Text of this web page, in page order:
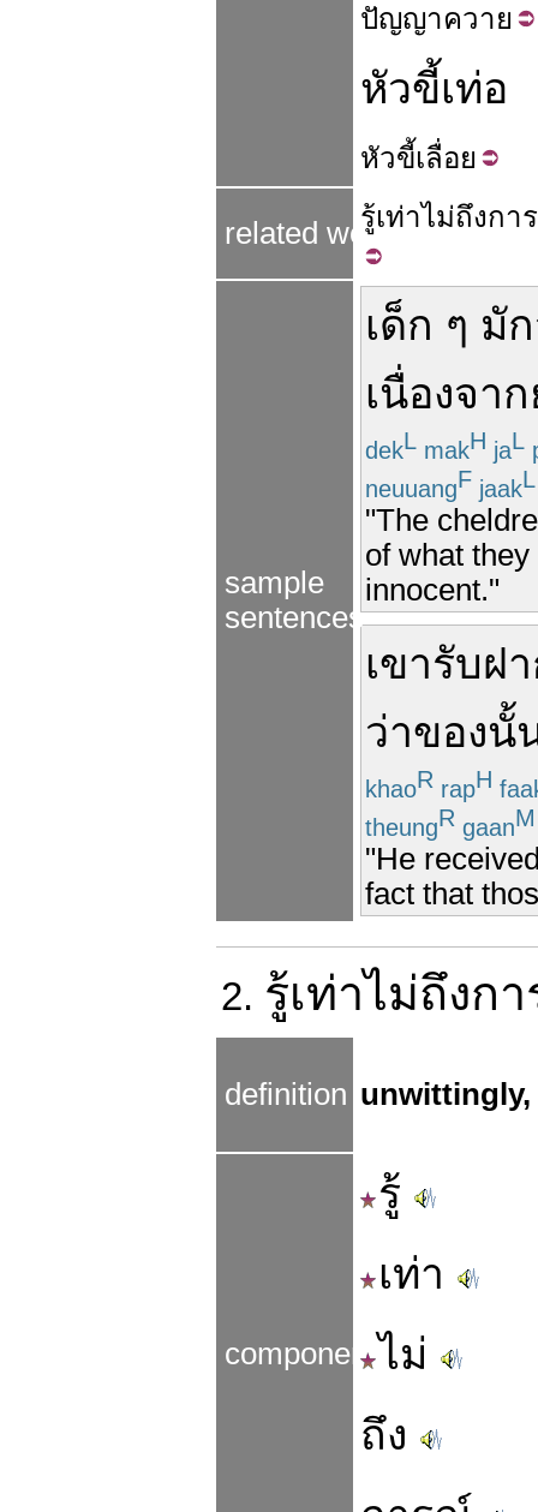
ปัญญาควาย
หัวขี้เท่อ
หัวขี้เลื่อย
related word
รู้เท่าไม่ถึงการ
sample
sentences
เด็ก ๆ มั
เนื่องจาก
dekL makH jaL
neuuangF jaakL
"The
of what
innocent."
เขารับฝ
ว่าของนั้
khaoR rapH
theungR gaanM
"He
fact that
2. รู้เท่าไม่ถึงก
definition
components
รู้
เท่า
ไม่
ถึง